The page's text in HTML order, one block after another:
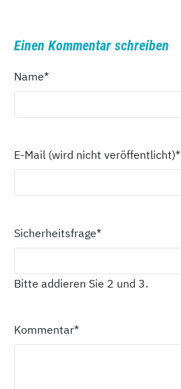
Einen Kommentar schreiben
Name*
E-Mail (wird nicht veröffentlicht)*
Sicherheitsfrage*
Bitte addieren Sie 2 und 3.
Kommentar*